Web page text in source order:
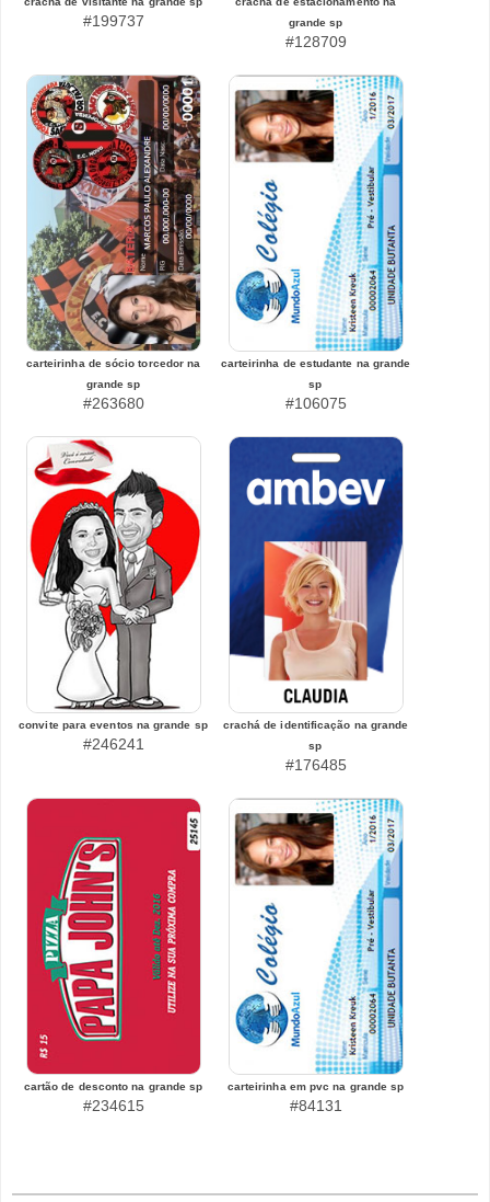
#199737
grande sp
#128709
carteirinha de sócio torcedor na
grande sp
#263680
carteirinha de estudante na grande
sp
#106075
convite para eventos na grande sp
#246241
crachá de identificação na grande
sp
#176485
cartão de desconto na grande sp
#234615
carteirinha em pvc na grande sp
#84131